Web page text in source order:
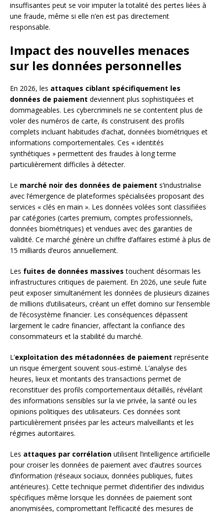
insuffisantes peut se voir imputer la totalité des pertes liées à
une fraude, même si elle n’en est pas directement
responsable.
Impact des nouvelles menaces
sur les données personnelles
En 2026, les attaques ciblant spécifiquement les
données de paiement deviennent plus sophistiquées et
dommageables. Les cybercriminels ne se contentent plus de
voler des numéros de carte, ils construisent des profils
complets incluant habitudes d’achat, données biométriques et
informations comportementales. Ces « identités
synthétiques » permettent des fraudes à long terme
particulièrement difficiles à détecter.
Le marché noir des données de paiement s’industrialise
avec l’émergence de plateformes spécialisées proposant des
services « clés en main ». Les données volées sont classifiées
par catégories (cartes premium, comptes professionnels,
données biométriques) et vendues avec des garanties de
validité. Ce marché génère un chiffre d’affaires estimé à plus de
15 milliards d’euros annuellement.
Les fuites de données massives touchent désormais les
infrastructures critiques de paiement. En 2026, une seule fuite
peut exposer simultanément les données de plusieurs dizaines
de millions d’utilisateurs, créant un effet domino sur l’ensemble
de l’écosystème financier. Les conséquences dépassent
largement le cadre financier, affectant la confiance des
consommateurs et la stabilité du marché.
L’exploitation des métadonnées de paiement représente
un risque émergent souvent sous-estimé. L’analyse des
heures, lieux et montants des transactions permet de
reconstituer des profils comportementaux détaillés, révélant
des informations sensibles sur la vie privée, la santé ou les
opinions politiques des utilisateurs. Ces données sont
particulièrement prisées par les acteurs malveillants et les
régimes autoritaires.
Les attaques par corrélation utilisent l’intelligence artificielle
pour croiser les données de paiement avec d’autres sources
d’information (réseaux sociaux, données publiques, fuites
antérieures). Cette technique permet d’identifier des individus
spécifiques même lorsque les données de paiement sont
anonymisées, compromettant l’efficacité des mesures de